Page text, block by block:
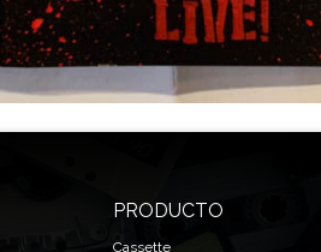
PRODUCTO
Cassette